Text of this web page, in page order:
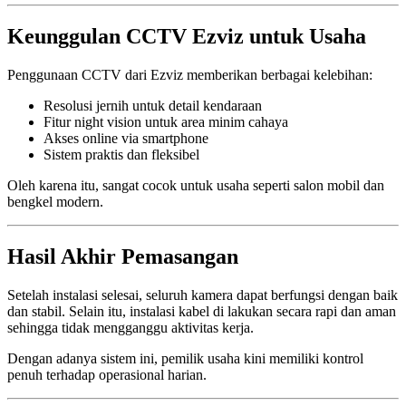
Keunggulan CCTV Ezviz untuk Usaha
Penggunaan CCTV dari Ezviz memberikan berbagai kelebihan:
Resolusi jernih untuk detail kendaraan
Fitur night vision untuk area minim cahaya
Akses online via smartphone
Sistem praktis dan fleksibel
Oleh karena itu, sangat cocok untuk usaha seperti salon mobil dan
bengkel modern.
Hasil Akhir Pemasangan
Setelah instalasi selesai, seluruh kamera dapat berfungsi dengan baik
dan stabil. Selain itu, instalasi kabel di lakukan secara rapi dan aman
sehingga tidak mengganggu aktivitas kerja.
Dengan adanya sistem ini, pemilik usaha kini memiliki kontrol
penuh terhadap operasional harian.